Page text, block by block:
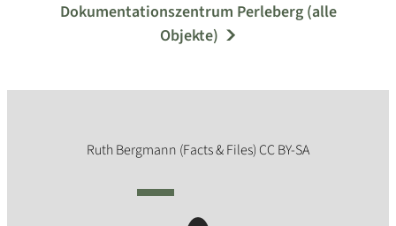
Dokumentationszentrum Perleberg (alle
Objekte)